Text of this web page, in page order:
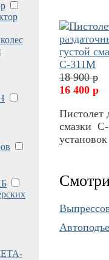
18 900 р
16 400 р
Пистолет
смазки